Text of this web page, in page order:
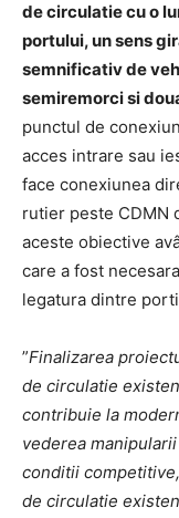
de circulatie cu o
portului, un sens
semnificativ de
semiremorci si
punctul de
acces intrare sau
face conexiunea
rutier peste CDMN
aceste obiective
care a fost
legatura dintre
”Finalizarea
de circulatie
contribuie la
vederea
conditii
de circulatie